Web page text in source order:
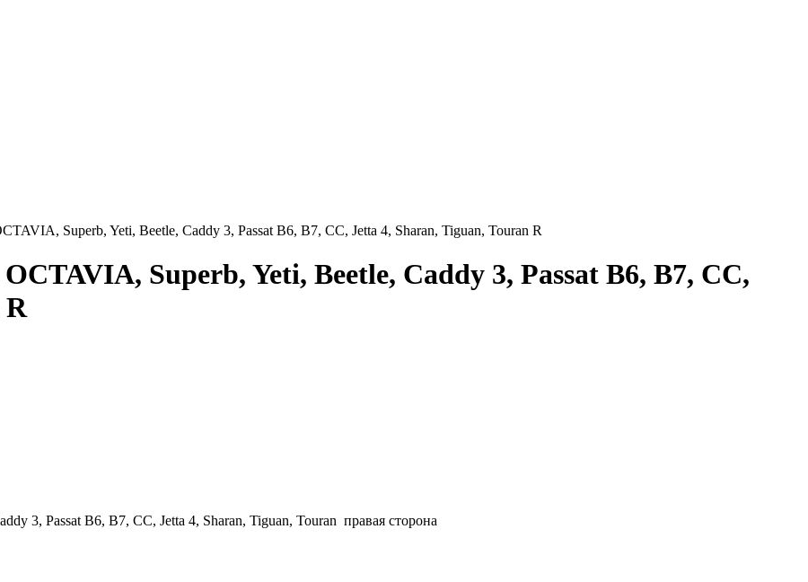
Superb, Yeti, Beetle, Caddy 3, Passat B6, B7, CC, Jetta 4, Sharan, Tiguan, Touran R
Superb, Yeti, Beetle, Caddy 3, Passat B6, B7, CC,
R
3, Passat B6, B7, CC, Jetta 4, Sharan, Tiguan, Touran правая сторона